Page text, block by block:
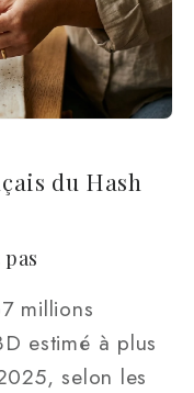
du Hash
millions
estimé à plus
selon les